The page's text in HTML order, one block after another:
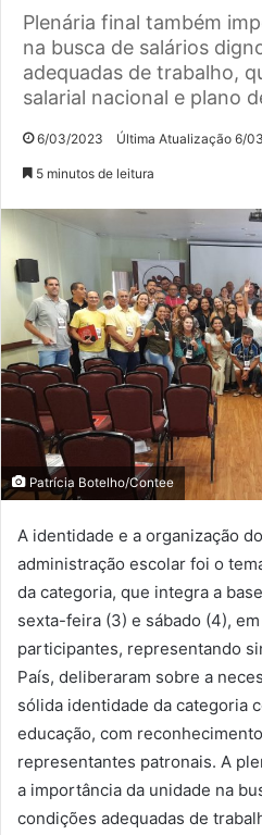
Plenária final também
na busca de salários
adequadas de trabalho,
salarial nacional e plano
6/03/2023 Última Atualização 6/
5 minutos de leitura
Patrícia Botelho/Contee
A identidade e a organização
administração escolar foi o
da categoria, que integra a
sexta-feira (3) e sábado (4), em
participantes, representando
País, deliberaram sobre a
sólida identidade da categoria
educação, com
representantes patronais. A
a importância da unidade na
condições adequadas de